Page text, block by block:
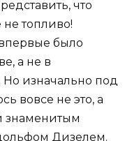
что
не топливо!
было
а не в
. Но изначально под
вовсе не это, а
знаменитым
Дизелем.